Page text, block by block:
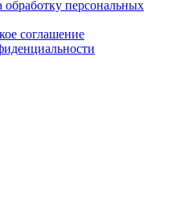
персональных
соглашение